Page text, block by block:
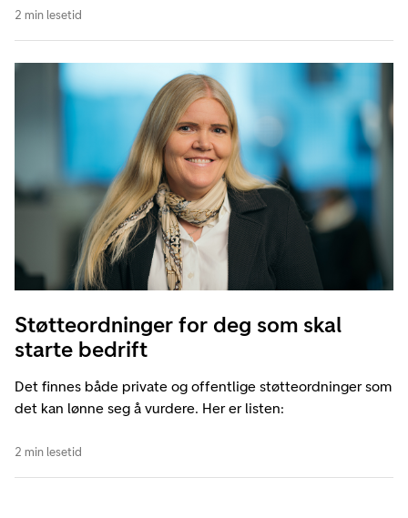
2 min lesetid
Støtteordninger for deg som skal
starte bedrift
Det finnes både private og offentlige støtteordninger som
det kan lønne seg å vurdere. Her er listen:
2 min lesetid